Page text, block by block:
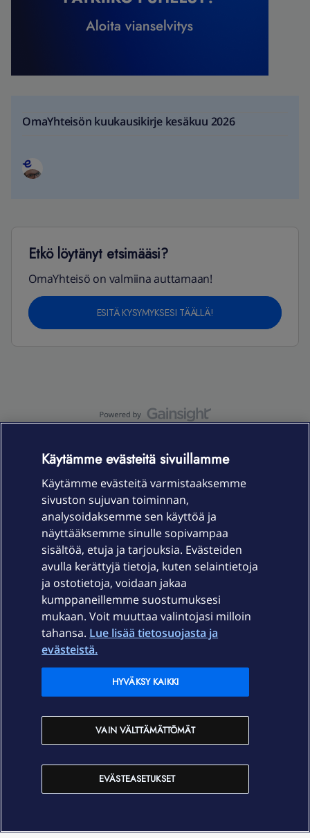
OmaYhteisön kuukausikirje kesäkuu 2026
Etkö löytänyt etsimääsi?
OmaYhteisö on valmiina auttamaan!
ESITÄ KYSYMYKSESI TÄÄLLÄ!
Laitteet & liittymät
Palvelut
Ajankohtaista
Elisa Oyj
In English
Käytämme evästeitä sivuillamme
Käytämme evästeitä varmistaaksemme
sivuston sujuvan toiminnan,
analysoidaksemme sen käyttöä ja
näyttääksemme sinulle sopivampaa
sisältöä, etuja ja tarjouksia. Evästeiden
avulla kerättyjä tietoja, kuten selaintietoja
ja ostotietoja, voidaan jakaa
kumppaneillemme suostumuksesi
mukaan. Voit muuttaa valintojasi milloin
tahansa. Lue lisää tietosuojasta ja
evästeistä.
EVÄSTEASETUKSET
VAIN VÄLTTÄMÄTTÖMÄT
HYVÄKSY KAIKKI